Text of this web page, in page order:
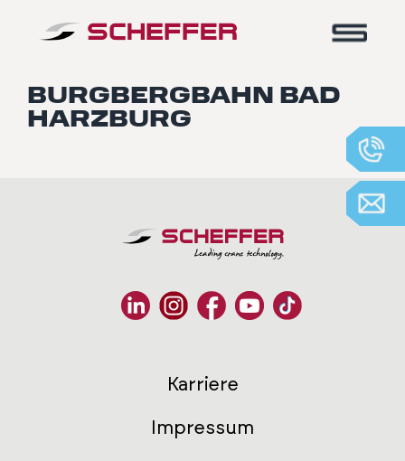
Home -Burgbergbahn Bad Harzburg
BURGBERGBAHN BAD
HARZBURG
Karriere
Impressum